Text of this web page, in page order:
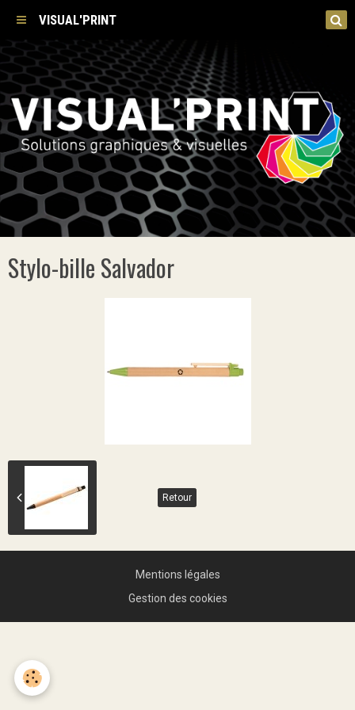
VISUAL'PRINT
Stylo-bille Salvador
Retour
Mentions légales
Gestion des cookies